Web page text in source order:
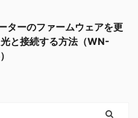
ターのファームウェアを更
と接続する方法（WN-